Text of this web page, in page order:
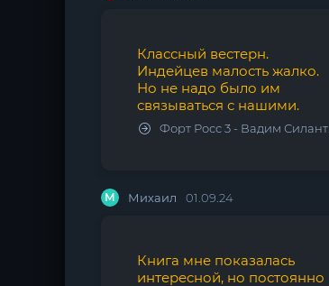
Классный вестерн.
Индейцев малость жалко.
Но не надо было им
связываться с нашими.
Форт Росс 3 - Вадим Силантьев
М Михаил 01.09.24
Книга мне показалась
интересной, но постоянно